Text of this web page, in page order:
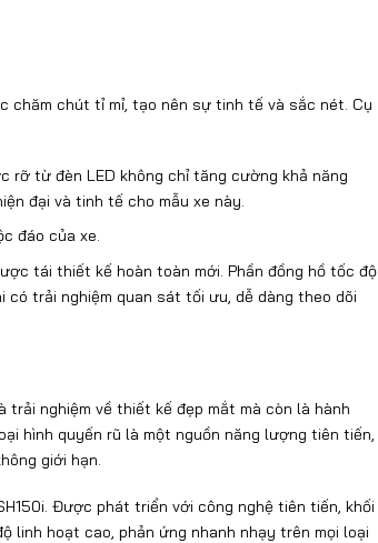
chăm chút tỉ mỉ, tạo nên sự tinh tế và sắc nét. Cụ
rỡ từ đèn LED không chỉ tăng cường khả năng
đại và tinh tế cho mẫu xe này.
đáo của xe.
tái thiết kế hoàn toàn mới. Phần đồng hồ tốc độ
trải nghiệm quan sát tối ưu, dễ dàng theo dõi
trải nghiệm về thiết kế đẹp mắt mà còn là hành
hình quyến rũ là một nguồn năng lượng tiên tiến,
giới hạn.
Được phát triển với công nghệ tiên tiến, khối
linh hoạt cao, phản ứng nhanh nhạy trên mọi loại